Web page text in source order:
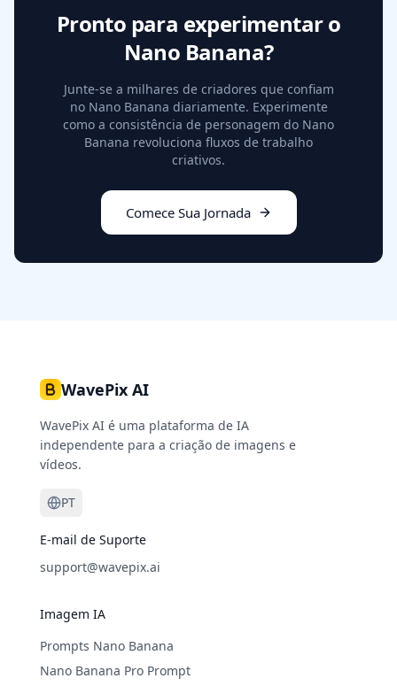
Pronto para experimentar o
Nano Banana?
Junte-se a milhares de criadores que confiam
no Nano Banana diariamente. Experimente
como a consistência de personagem do Nano
Banana revoluciona fluxos de trabalho
criativos.
Comece Sua Jornada
WavePix AI
WavePix AI é uma plataforma de IA
independente para a criação de imagens e
vídeos.
PT
E-mail de Suporte
support@wavepix.ai
Imagem IA
Prompts Nano Banana
Nano Banana Pro Prompt